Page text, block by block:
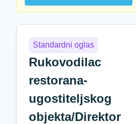
Standardni oglas
Rukovodilac
restorana-
ugostiteljskog
objekta/Direktor